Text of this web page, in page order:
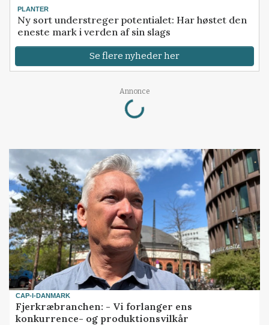
PLANTER
Ny sort understreger potentialet: Har høstet den
eneste mark i verden af sin slags
Se flere nyheder her
Annonce
Loading...
CAP-I-DANMARK
Fjerkræbranchen: - Vi forlanger ens
konkurrence- og produktionsvilkår